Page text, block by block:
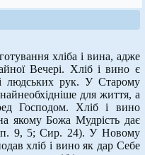
хліба і вина, адже
Вечері. Хліб і вино є
людських рук. У Старому
для життя, а
Господом. Хліб і вино
якому Божа Мудрість дає
9, 5; Сир. 24). У Новому
хліб і вино як дар Себе